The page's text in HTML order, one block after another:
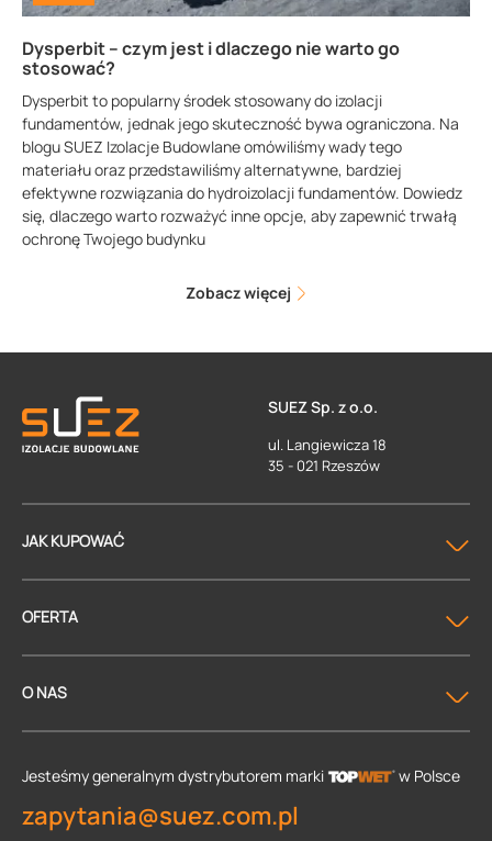
Dysperbit – czym jest i dlaczego nie warto go
stosować?
Dysperbit to popularny środek stosowany do izolacji
fundamentów, jednak jego skuteczność bywa ograniczona. Na
blogu SUEZ Izolacje Budowlane omówiliśmy wady tego
materiału oraz przedstawiliśmy alternatywne, bardziej
efektywne rozwiązania do hydroizolacji fundamentów. Dowiedz
się, dlaczego warto rozważyć inne opcje, aby zapewnić trwałą
ochronę Twojego budynku
Zobacz więcej
SUEZ Sp. z o.o.
ul. Langiewicza 18
35 - 021 Rzeszów
JAK KUPOWAĆ
OFERTA
O NAS
Jesteśmy generalnym dystrybutorem marki w Polsce
zapytania@suez.com.pl